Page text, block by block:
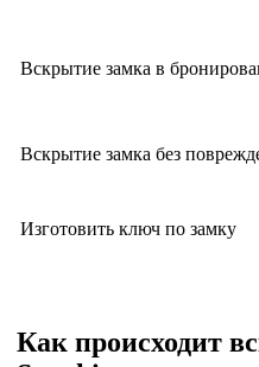
Вскрытие замка в
Вскрытие замка без
Изготовить ключ по замку
Как происходит